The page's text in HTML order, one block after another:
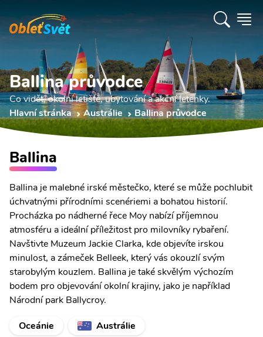
Ballina průvodce
Co vidět, okolní letiště, ubytování a akční letenky.
Hlavní stránka
Austrálie Ballina průvodce
Ballina
Ballina je malebné irské městečko, které se může pochlubit
úchvatnými přírodními scenériemi a bohatou historií.
Procházka po nádherné řece Moy nabízí příjemnou
atmosféru a ideální příležitost pro milovníky rybaření.
Navštivte Muzeum Jackie Clarka, kde objevíte irskou
minulost, a zámeček Belleek, který vás okouzlí svým
starobylým kouzlem. Ballina je také skvělým výchozím
bodem pro objevování okolní krajiny, jako je například
Národní park Ballycroy.
Oceánie
Austrálie